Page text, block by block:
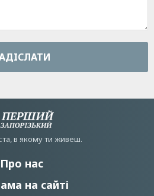
в якому ти живеш.
Про нас
на сайті